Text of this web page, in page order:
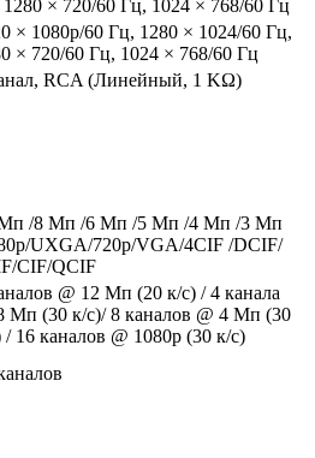
× 720/60 Гц, 1024 × 768/60 Гц
× 1080p/60 Гц, 1280 × 1024/60 Гц,
× 720/60 Гц, 1024 × 768/60 Гц
RCA (Линейный, 1 KΩ)
/8 Мп /6 Мп /5 Мп /4 Мп /3 Мп
UXGA/720p/VGA/4CIF /DCIF/
CIF/QCIF
@ 12 Мп (20 к/с) / 4 канала
Мп (30 к/с)/ 8 каналов @ 4 Мп (30
/ 16 каналов @ 1080p (30 к/с)